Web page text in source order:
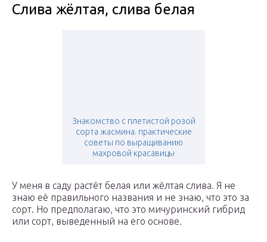
Слива жёлтая, слива белая
Знакомство с плетистой розой
сорта жасмина. практические
советы по выращиванию
махровой красавицы
У меня в саду растёт белая или жёлтая слива. Я не
знаю её правильного названия и не знаю, что это за
сорт. Но предполагаю, что это мичуринский гибрид
или сорт, выведенный на его основе.